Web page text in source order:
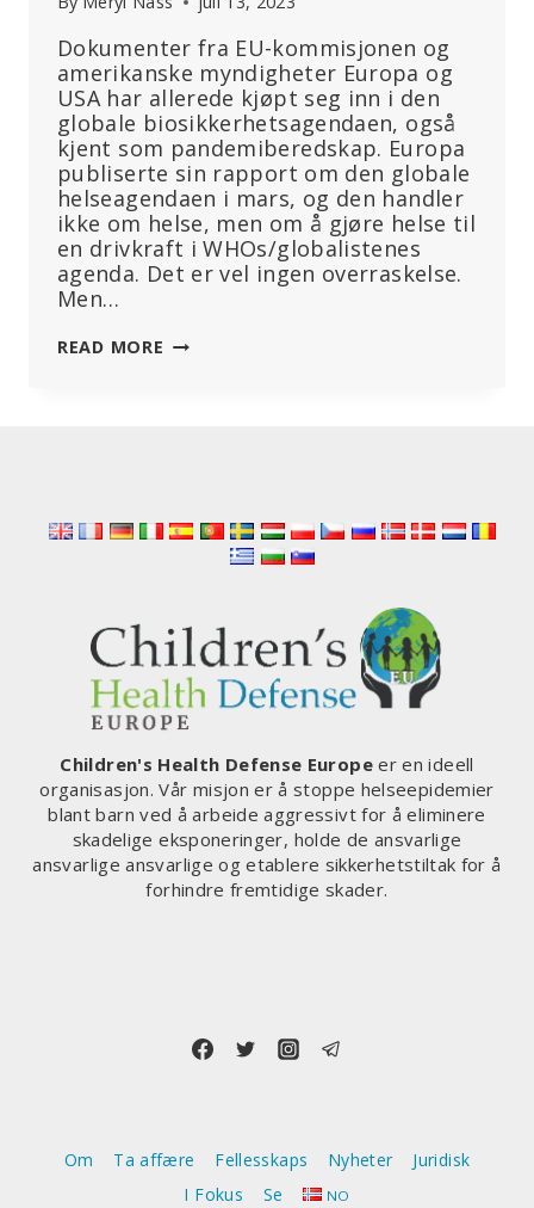
Dokumenter fra EU-kommisjonen og
amerikanske myndigheter Europa og
USA har allerede kjøpt seg inn i den
globale biosikkerhetsagendaen, også
kjent som pandemiberedskap. Europa
publiserte sin rapport om den globale
helseagendaen i mars, og den handler
ikke om helse, men om å gjøre helse til
en drivkraft i WHOs/globalistenes
agenda. Det er vel ingen overraskelse.
Men…
READ MORE HELSEVESENET
RASK
UTVIKLING
MOT
INFEKSJONER,
MEN
KANSKJE
MOT
ALLE
ANDRE
MEDISINSKE
TILSTANDER
Children's Health Defense Europeer en ideell
organisasjon. Vår misjon er å stoppe helseepidemier
blant barn ved å arbeide aggressivt for å eliminere
skadelige eksponeringer, holde de ansvarlige
ansvarlige ansvarlige og etablere sikkerhetstiltak for å
forhindre fremtidige skader.
Om Ta affære Fellesskaps Nyheter
Juridisk
I Fokus
Se NO